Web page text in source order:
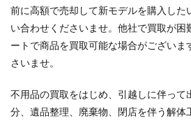
前に高額で売却して新モデルを購入した
い合わせくださいませ。他社で買取が困
ートで商品を買取可能な場合がございま
さいませ。
不用品の買取をはじめ、引越しに伴って
分、遺品整理、廃棄物、閉店を伴う解体